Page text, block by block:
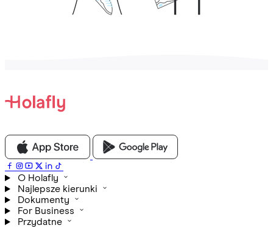
O Holafly
Najlepsze kierunki
Dokumenty
For Business
Przydatne